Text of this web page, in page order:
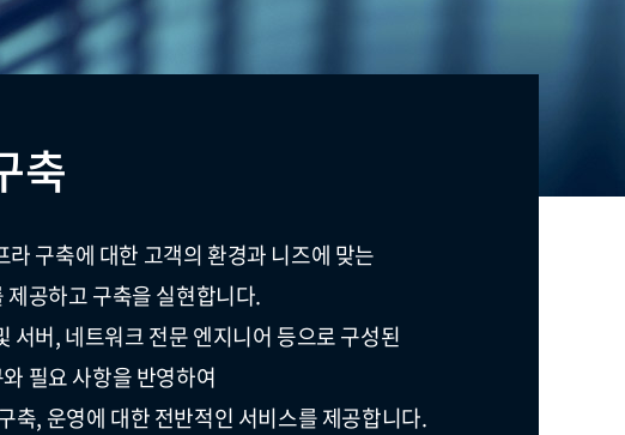
축
라 구축에 대한 고객의 환경과 니즈에 맞는
공하고 구축을 실현합니다.
서버, 네트워크 전문 엔지니어 등으로 구성된
필요 사항을 반영하여
축, 운영에 대한 전반적인 서비스를 제공합니다.